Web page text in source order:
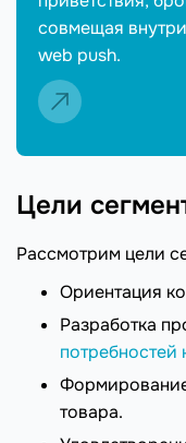
совмещая
web push.
Цели
Рассмотрим цели
Ориентация
Разработка
потребностей
товара.